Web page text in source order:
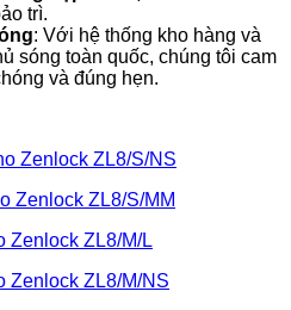
trì.
: Với hệ thống kho hàng và
sóng toàn quốc, chúng tôi cam
và đúng hẹn.
Zenlock ZL8/S/NS
Zenlock ZL8/S/MM
Zenlock ZL8/M/L
Zenlock ZL8/M/NS